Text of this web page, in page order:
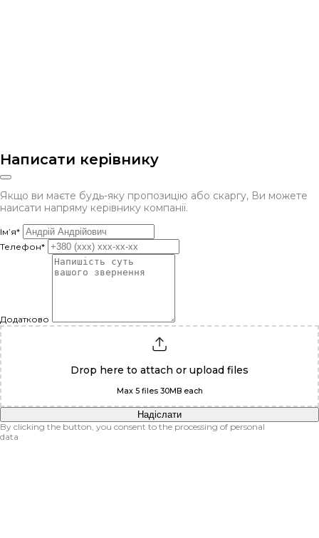
Написати керівнику
Якщо ви маєте будь-яку пропозицію або скаргу, Ви можете
наисати напряму керівнику компанії.
Ім’я*
Телефон*
Додатково
Drop here to attach or upload files
Max 5 files 30MB each
Надіслати
By clicking the button, you consent to the processing of personal
data